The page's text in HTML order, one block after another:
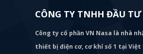
CÔNG TY TNHH ĐẦU
Công ty cổ phần VN Nasa là nhà
thiết bị điện cơ, cơ khí số 1 tại Việt